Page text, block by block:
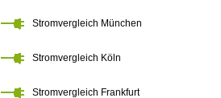
Stromvergleich München
Stromvergleich Köln
Stromvergleich Frankfurt